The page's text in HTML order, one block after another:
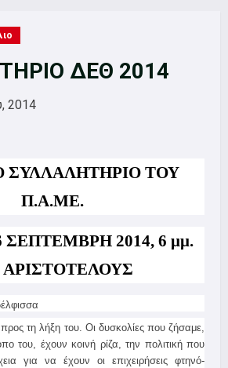
ΔΕΘ 2014
2014
ΣΥΛΛΑΛΗΤΗΡΙΟ ΤΟΥ
Π.Α.ΜΕ.
2014, 6 μμ.
ΑΡΙΣΤΟΤΕΛΟΥΣ
τη λήξη του. Οι δυσκολίες που ζήσαμε,
του, έχουν κοινή ρίζα, την πολιτική που
για να έχουν οι επιχειρήσεις φτηνό-